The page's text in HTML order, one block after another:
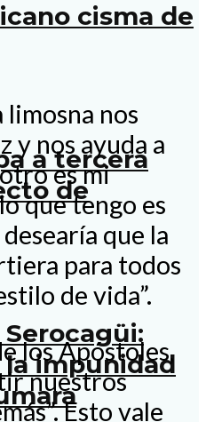
cisma de
a tercera
de
la impunidad
limosna nos
y nos ayuda a
es mi
que tengo es
que la
para todos
de vida”.
los Apóstoles,
nuestros
Esto vale